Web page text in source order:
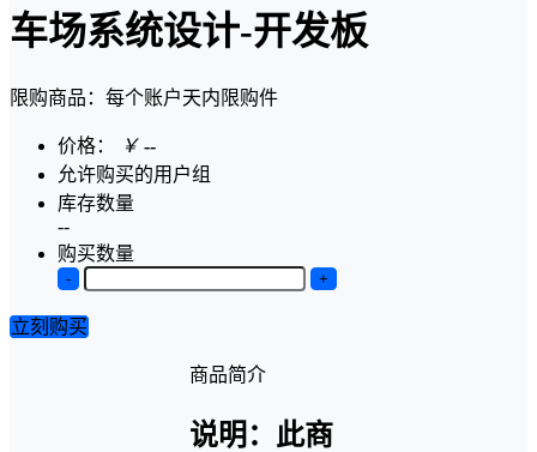
车场系统设计-开发板
限购商品：每个账户天内 限购件
价格： ￥ --
允许购买的用户组
库存数量
--
购买数量
- +
立刻购买
商品简介
说明：此商